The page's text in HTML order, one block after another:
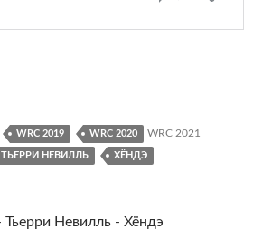
WRC 2019 WRC 2020 WRC 2021
ТЬЕРРИ НЕВИЛЛЬ ХЁНДЭ